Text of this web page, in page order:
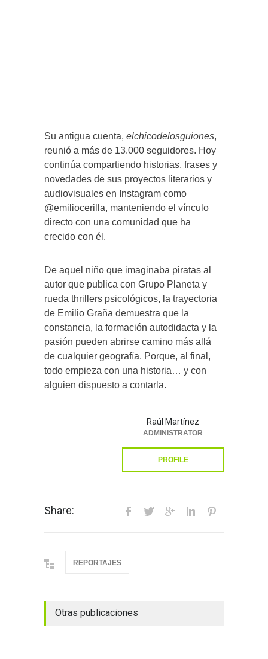
Su antigua cuenta, elchicodelosguiones,
reunió a más de 13.000 seguidores. Hoy
continúa compartiendo historias, frases y
novedades de sus proyectos literarios y
audiovisuales en Instagram como
@emiliocerilla, manteniendo el vínculo
directo con una comunidad que ha
crecido con él.
De aquel niño que imaginaba piratas al
autor que publica con Grupo Planeta y
rueda thrillers psicológicos, la trayectoria
de Emilio Graña demuestra que la
constancia, la formación autodidacta y la
pasión pueden abrirse camino más allá
de cualquier geografía. Porque, al final,
todo empieza con una historia… y con
alguien dispuesto a contarla.
Raúl Martínez
ADMINISTRATOR
PROFILE
Share:
REPORTAJES
Otras publicaciones